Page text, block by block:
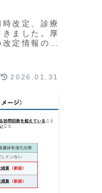
改定、診療
ました。厚
定情報の中
2026.01.31